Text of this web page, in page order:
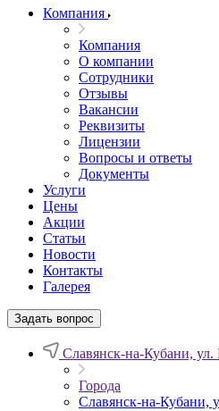
Компания
Компания
О компании
Сотрудники
Отзывы
Вакансии
Реквизиты
Лицензии
Вопросы и ответы
Документы
Услуги
Цены
Акции
Статьи
Новости
Контакты
Галерея
Задать вопрос
Славянск-на-Кубани, ул.
Города
Славянск-на-Кубани,